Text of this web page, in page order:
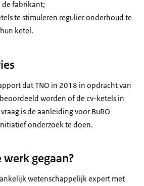
de fabrikant;
te stimuleren regulier onderhoud te
ketel.
dat TNO in 2018 in opdracht van
worden of de cv-ketels in
is de aanleiding voor BuRO
onderzoek te doen.
werk gegaan?
wetenschappelijk expert met